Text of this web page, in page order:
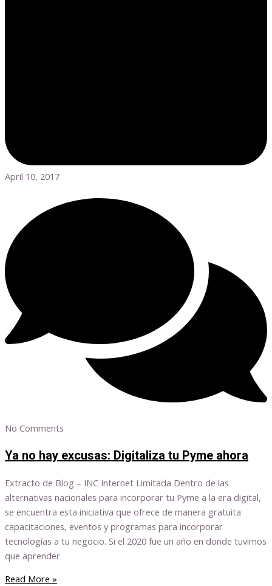
April 10, 2017
No Comments
Ya no hay excusas: Digitaliza tu Pyme ahora
Extracto de Blog – INC Internet Limitada Dentro de las
alternativas nacionales para incorporar tu Pyme a la era digital,
se encuentra esta iniciativa que ofrece de manera gratuita
capacitaciones, eventos y programas para incorporar
tecnologías a tu negocio. Si el 2020 fue un año en donde tuvimos
que aprender
Read More »